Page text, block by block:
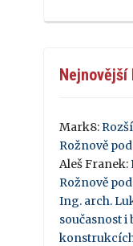
Nejnovější
Mark8:
Rožnově
Aleš Franek:
Rožnově
Ing. arch.
současnost